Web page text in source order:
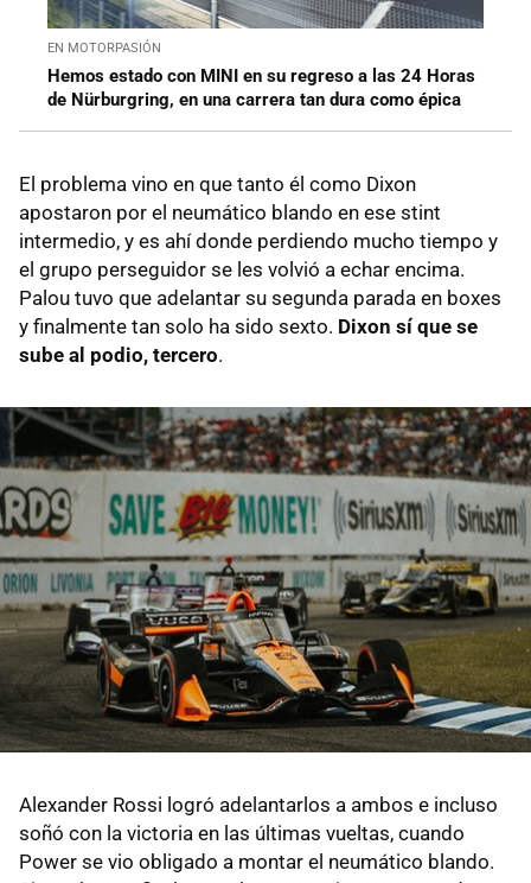
EN MOTORPASIÓN
Hemos estado con MINI en su regreso a las 24 Horas
de Nürburgring, en una carrera tan dura como épica
El problema vino en que tanto él como Dixon
apostaron por el neumático blando en ese stint
intermedio, y es ahí donde perdiendo mucho tiempo y
el grupo perseguidor se les volvió a echar encima.
Palou tuvo que adelantar su segunda parada en boxes
y finalmente tan solo ha sido sexto. Dixon sí que se
sube al podio, tercero.
Alexander Rossi logró adelantarlos a ambos e incluso
soñó con la victoria en las últimas vueltas, cuando
Power se vio obligado a montar el neumático blando.